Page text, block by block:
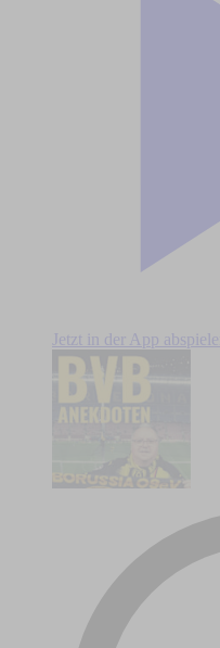
Jetzt in der App abspielen